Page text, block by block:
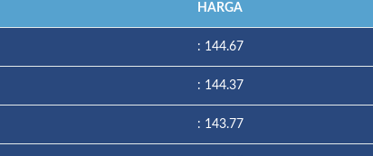
HARGA
: 144.67
: 144.37
: 143.77